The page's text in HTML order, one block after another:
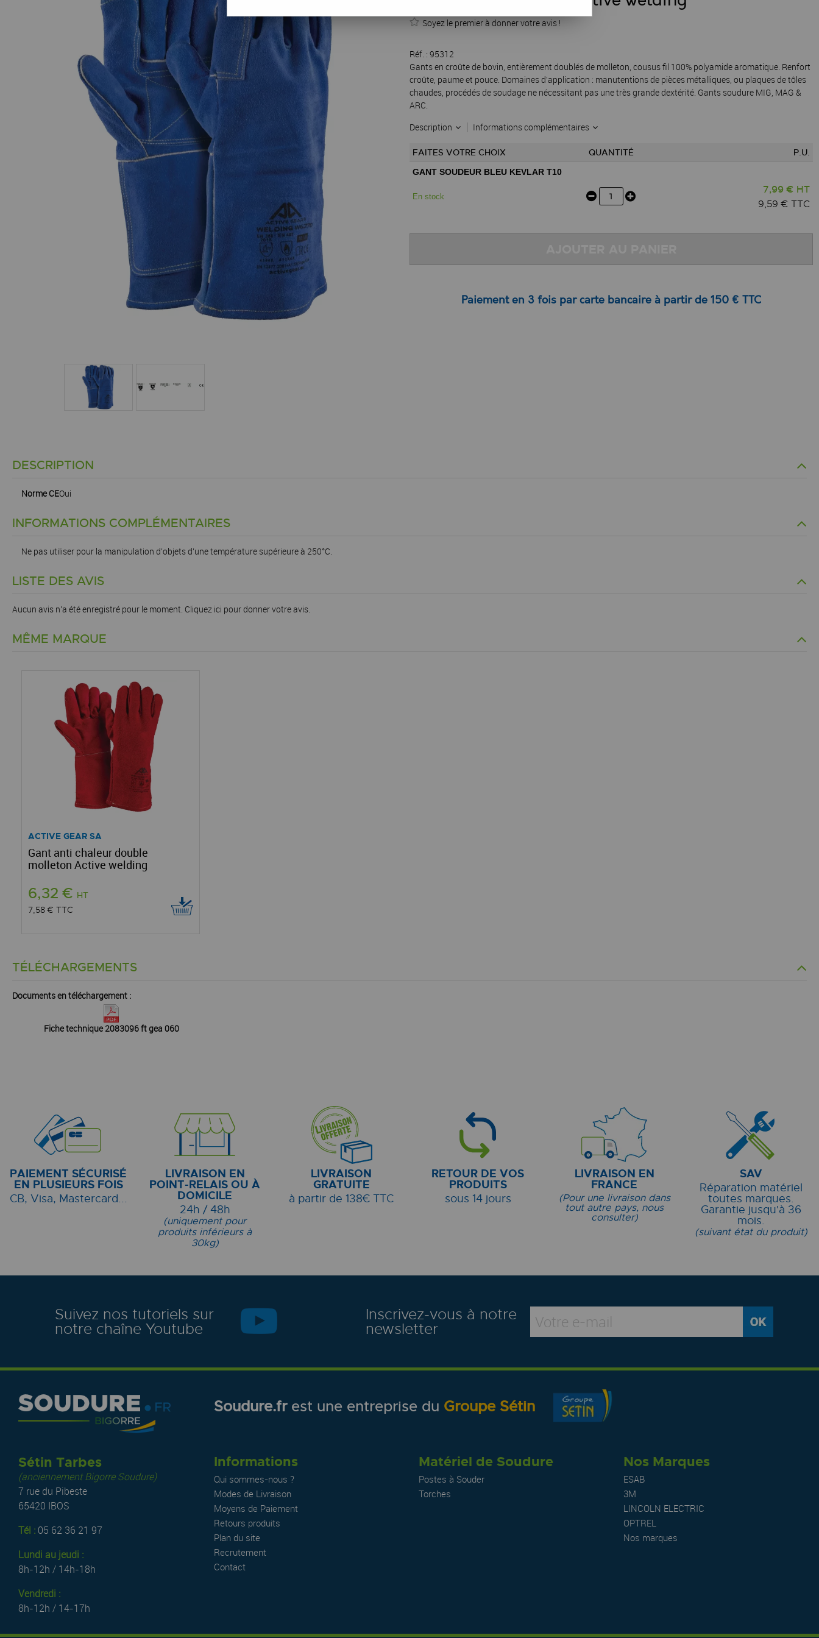
Soyez le premier à donner votre avis !
Réf. : 95312
Gants en croûte de bovin, entièrement doublés de molleton, cousus fil 100% polyamide aromatique. Renfort
croûte, paume et pouce. Domaines d'application : manutentions de pièces métalliques, ou plaques de tôles
chaudes, procédés de soudage ne nécessitant pas une très grande dextérité. Gants soudure MIG, MAG &
ARC.
Description
Informations complémentaires
FAITES VOTRE CHOIX QUANTITÉ P.U.
GANT SOUDEUR BLEU KEVLAR T10
En stock
7,99 € HT
9,59 € TTC
Paiement en 3 fois par carte bancaire à partir de 150 € TTC
DESCRIPTION
Norme CEOui
INFORMATIONS COMPLÉMENTAIRES
Ne pas utiliser pour la manipulation d’objets d’une température supérieure à 250°C.
LISTE DES AVIS
Aucun avis n'a été enregistré pour le moment. Cliquez ici pour donner votre avis.
MÊME MARQUE
ACTIVE GEAR SA
Gant anti chaleur double
molleton Active welding
6,32 € HT
7,58 € TTC
TÉLÉCHARGEMENTS
Documents en téléchargement :
Fiche technique 2083096 ft gea 060
PAIEMENT SÉCURISÉ
EN PLUSIEURS FOIS
CB, Visa, Mastercard...
LIVRAISON EN
POINT-RELAIS OU À
DOMICILE
24h / 48h
(uniquement pour
produits inférieurs à
30kg)
LIVRAISON
GRATUITE
à partir de 138€ TTC
RETOUR DE VOS
PRODUITS
sous 14 jours
LIVRAISON EN
FRANCE
(Pour une livraison dans
tout autre pays, nous
consulter)
SAV
Réparation matériel
toutes marques.
Garantie jusqu'à 36
mois.
(suivant état du produit)
Suivez nos tutoriels sur
notre chaîne Youtube
Inscrivez-vous à notre
newsletter
Soudure.frest une entreprise du Groupe Sétin
Sétin Tarbes
(anciennement Bigorre Soudure)
7 rue du Pibeste
65420 IBOS
Tél : 05 62 36 21 97
Lundi au jeudi :
8h-12h / 14h-18h
Vendredi :
8h-12h / 14-17h
Informations
Qui sommes-nous ?
Modes de Livraison
Moyens de Paiement
Retours produits
Plan du site
Recrutement
Contact
Matériel de Soudure
Postes à Souder
Torches
Nos Marques
ESAB
3M
LINCOLN ELECTRIC
OPTREL
Nos marques